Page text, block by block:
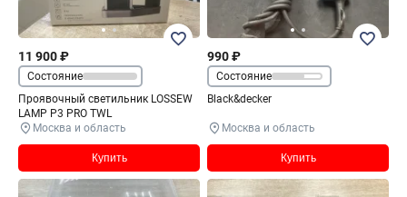
11 900 ₽
Состояние
Проявочный светильник LOSSEW
LAMP P3 PRO TWL
Москва и область
Купить
990 ₽
Состояние
Black&decker
Москва и область
Купить